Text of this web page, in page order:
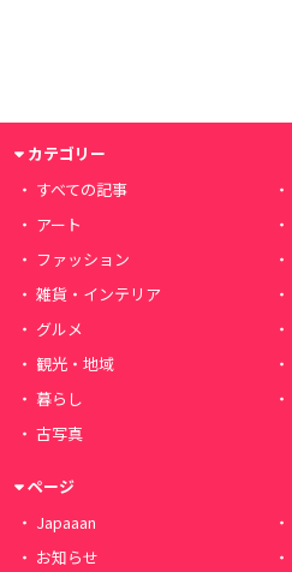
カテゴリー
すべての記事
アート
ファッション
雑貨・インテリア
グルメ
観光・地域
暮らし
古写真
ページ
Japaaan
お知らせ